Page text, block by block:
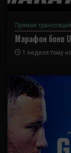
Прямая трансляция
Марафон боев
1 неделя тому